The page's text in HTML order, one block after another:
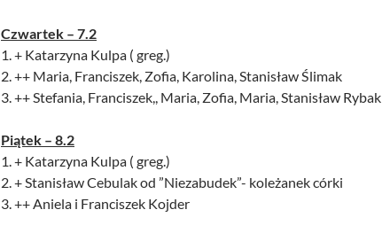
Czwartek – 7.2
1. + Katarzyna Kulpa ( greg.)
2. ++ Maria, Franciszek, Zofia, Karolina, Stanisław Ślimak
3. ++ Stefania, Franciszek,, Maria, Zofia, Maria, Stanisław Rybak
Piątek – 8.2
1. + Katarzyna Kulpa ( greg.)
2. + Stanisław Cebulak od ”Niezabudek”- koleżanek córki
3. ++ Aniela i Franciszek Kojder